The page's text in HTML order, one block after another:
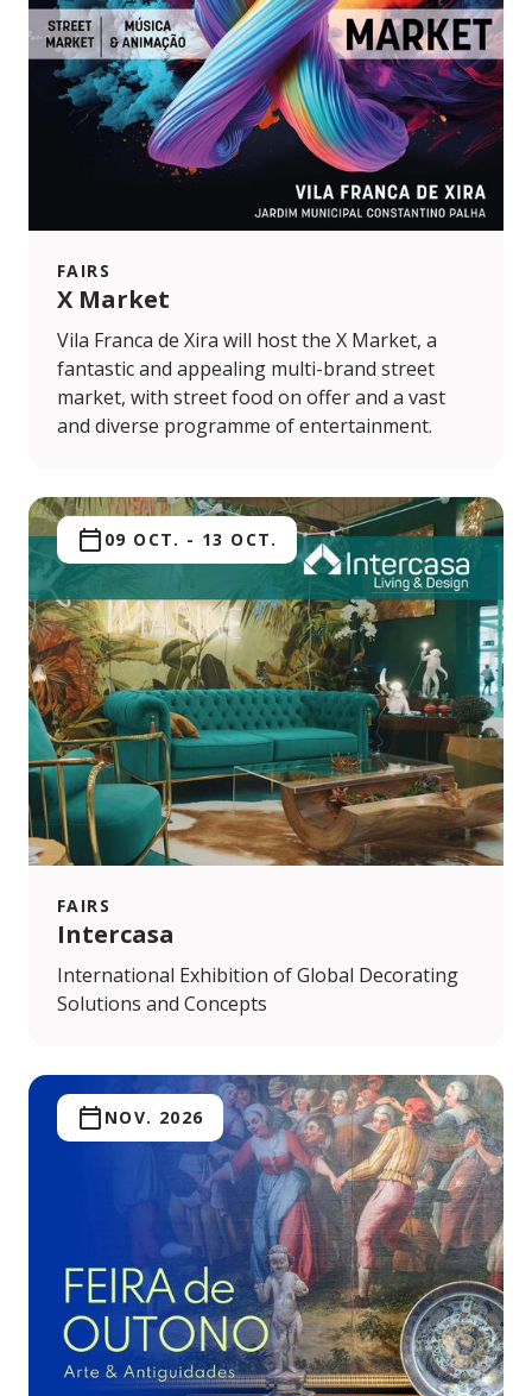
FAIRS
X Market
Vila Franca de Xira will host the X Market, a
fantastic and appealing multi-brand street
market, with street food on offer and a vast
and diverse programme of entertainment.
FAIRS
Intercasa
09 OCT. - 13 OCT.
International Exhibition of Global Decorating
Solutions and Concepts
NOV. 2026